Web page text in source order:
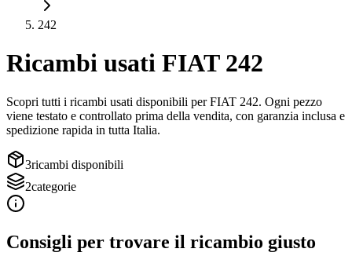
242
Ricambi usati FIAT 242
Scopri tutti i ricambi usati disponibili perFIAT 242. Ogni pezzo
viene testato e controllato prima della vendita, con garanzia inclusa e
spedizione rapida in tutta Italia.
3ricambi disponibili
2categorie
Consigli per trovare il ricambio giusto